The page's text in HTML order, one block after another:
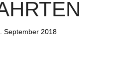
September 2018